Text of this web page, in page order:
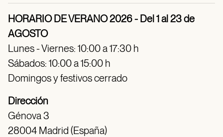
HORARIO DE VERANO 2026 - Del 1 al 23 de
AGOSTO
Lunes - Viernes: 10:00 a 17:30 h
Sábados: 10:00 a 15:00 h
Domingos y festivos cerrado
Dirección
Génova 3
28004 Madrid (España)